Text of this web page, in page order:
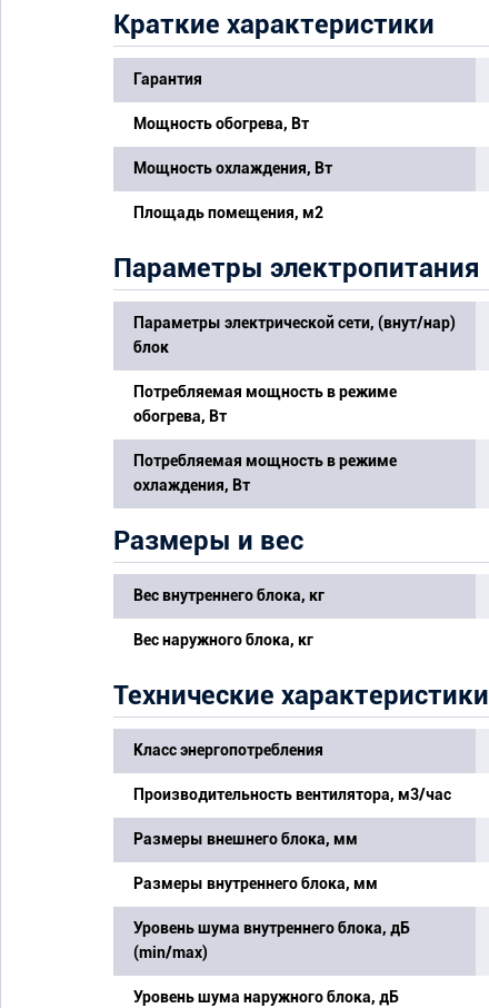
Краткие характеристики
Гарантия
Мощность обогрева, Вт
Мощность охлаждения, Вт
Площадь помещения, м2
Параметры электропитания
Параметры электрической сети, (внут/нар)
блок
Потребляемая мощность в режиме
обогрева, Вт
Потребляемая мощность в режиме
охлаждения, Вт
Размеры и вес
Вес внутреннего блока, кг
Вес наружного блока, кг
Технические характеристики
Класс энергопотребления
Производительность вентилятора, м3/час
Размеры внешнего блока, мм
Размеры внутреннего блока, мм
Уровень шума внутреннего блока, дБ
(min/max)
Уровень шума наружного блока, дБ